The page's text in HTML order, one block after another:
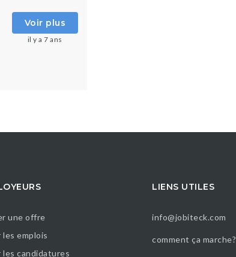
Voir plus
il y a 7 ans
une offre
les emplois
les candidatures
LIENS UTILES
info@jobiteck.com
comment ça marche?